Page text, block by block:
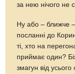
за нею нічого не
Ну або – ближче
посланні до
ті, хто на
приймає один?
змагун від